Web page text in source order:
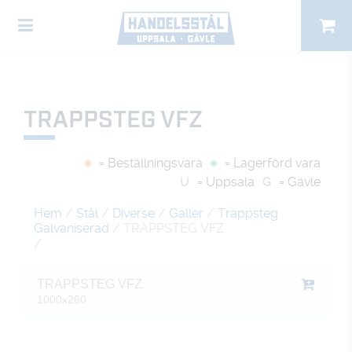
TRAPPSTEG VFZ
= Beställningsvara
= Lagerförd vara
U
= Uppsala G = Gävle
Hem / Stål / Diverse / Galler / Trappsteg
Galvaniserad / TRAPPSTEG VFZ
/
TRAPPSTEG VFZ
1000x260